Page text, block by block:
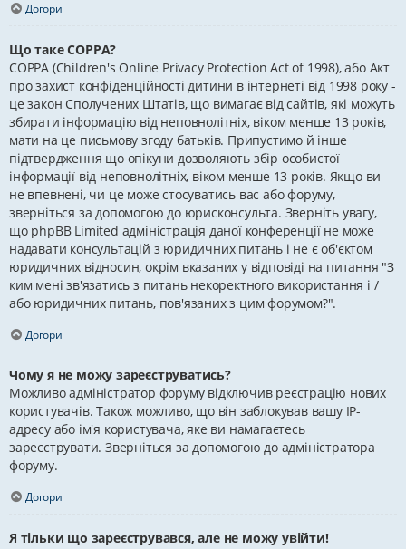
Догори
Що таке COPPA?
COPPA (Children's Online Privacy Protection Act of 1998), або Акт
про захист конфіденційності дитини в інтернеті від 1998 року -
це закон Сполучених Штатів, що вимагає від сайтів, які можуть
збирати інформацію від неповнолітніх, віком менше 13 років,
мати на це письмову згоду батьків. Припустимо й інше
підтвердження що опікуни дозволяють збір особистої
інформації від неповнолітніх, віком менше 13 років. Якщо ви
не впевнені, чи це може стосуватись вас або форуму,
зверніться за допомогою до юрисконсульта. Зверніть увагу,
що phpBB Limited адміністрація даної конференції не може
надавати консультацій з юридичних питань і не є об'єктом
юридичних відносин, окрім вказаних у відповіді на питання "З
ким мені зв'язатись з питань некоректного використання і /
або юридичних питань, пов'язаних з цим форумом?".
Догори
Чому я не можу зареєструватись?
Можливо адміністратор форуму відключив реєстрацію нових
користувачів. Також можливо, що він заблокував вашу IP-
адресу або ім'я користувача, яке ви намагаєтесь
зареєструвати. Зверніться за допомогою до адміністратора
форуму.
Догори
Я тільки що зареєструвався, але не можу увійти!